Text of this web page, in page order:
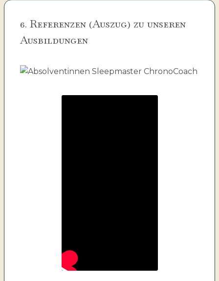
6. Referenzen (Auszug) zu unseren
Ausbildungen